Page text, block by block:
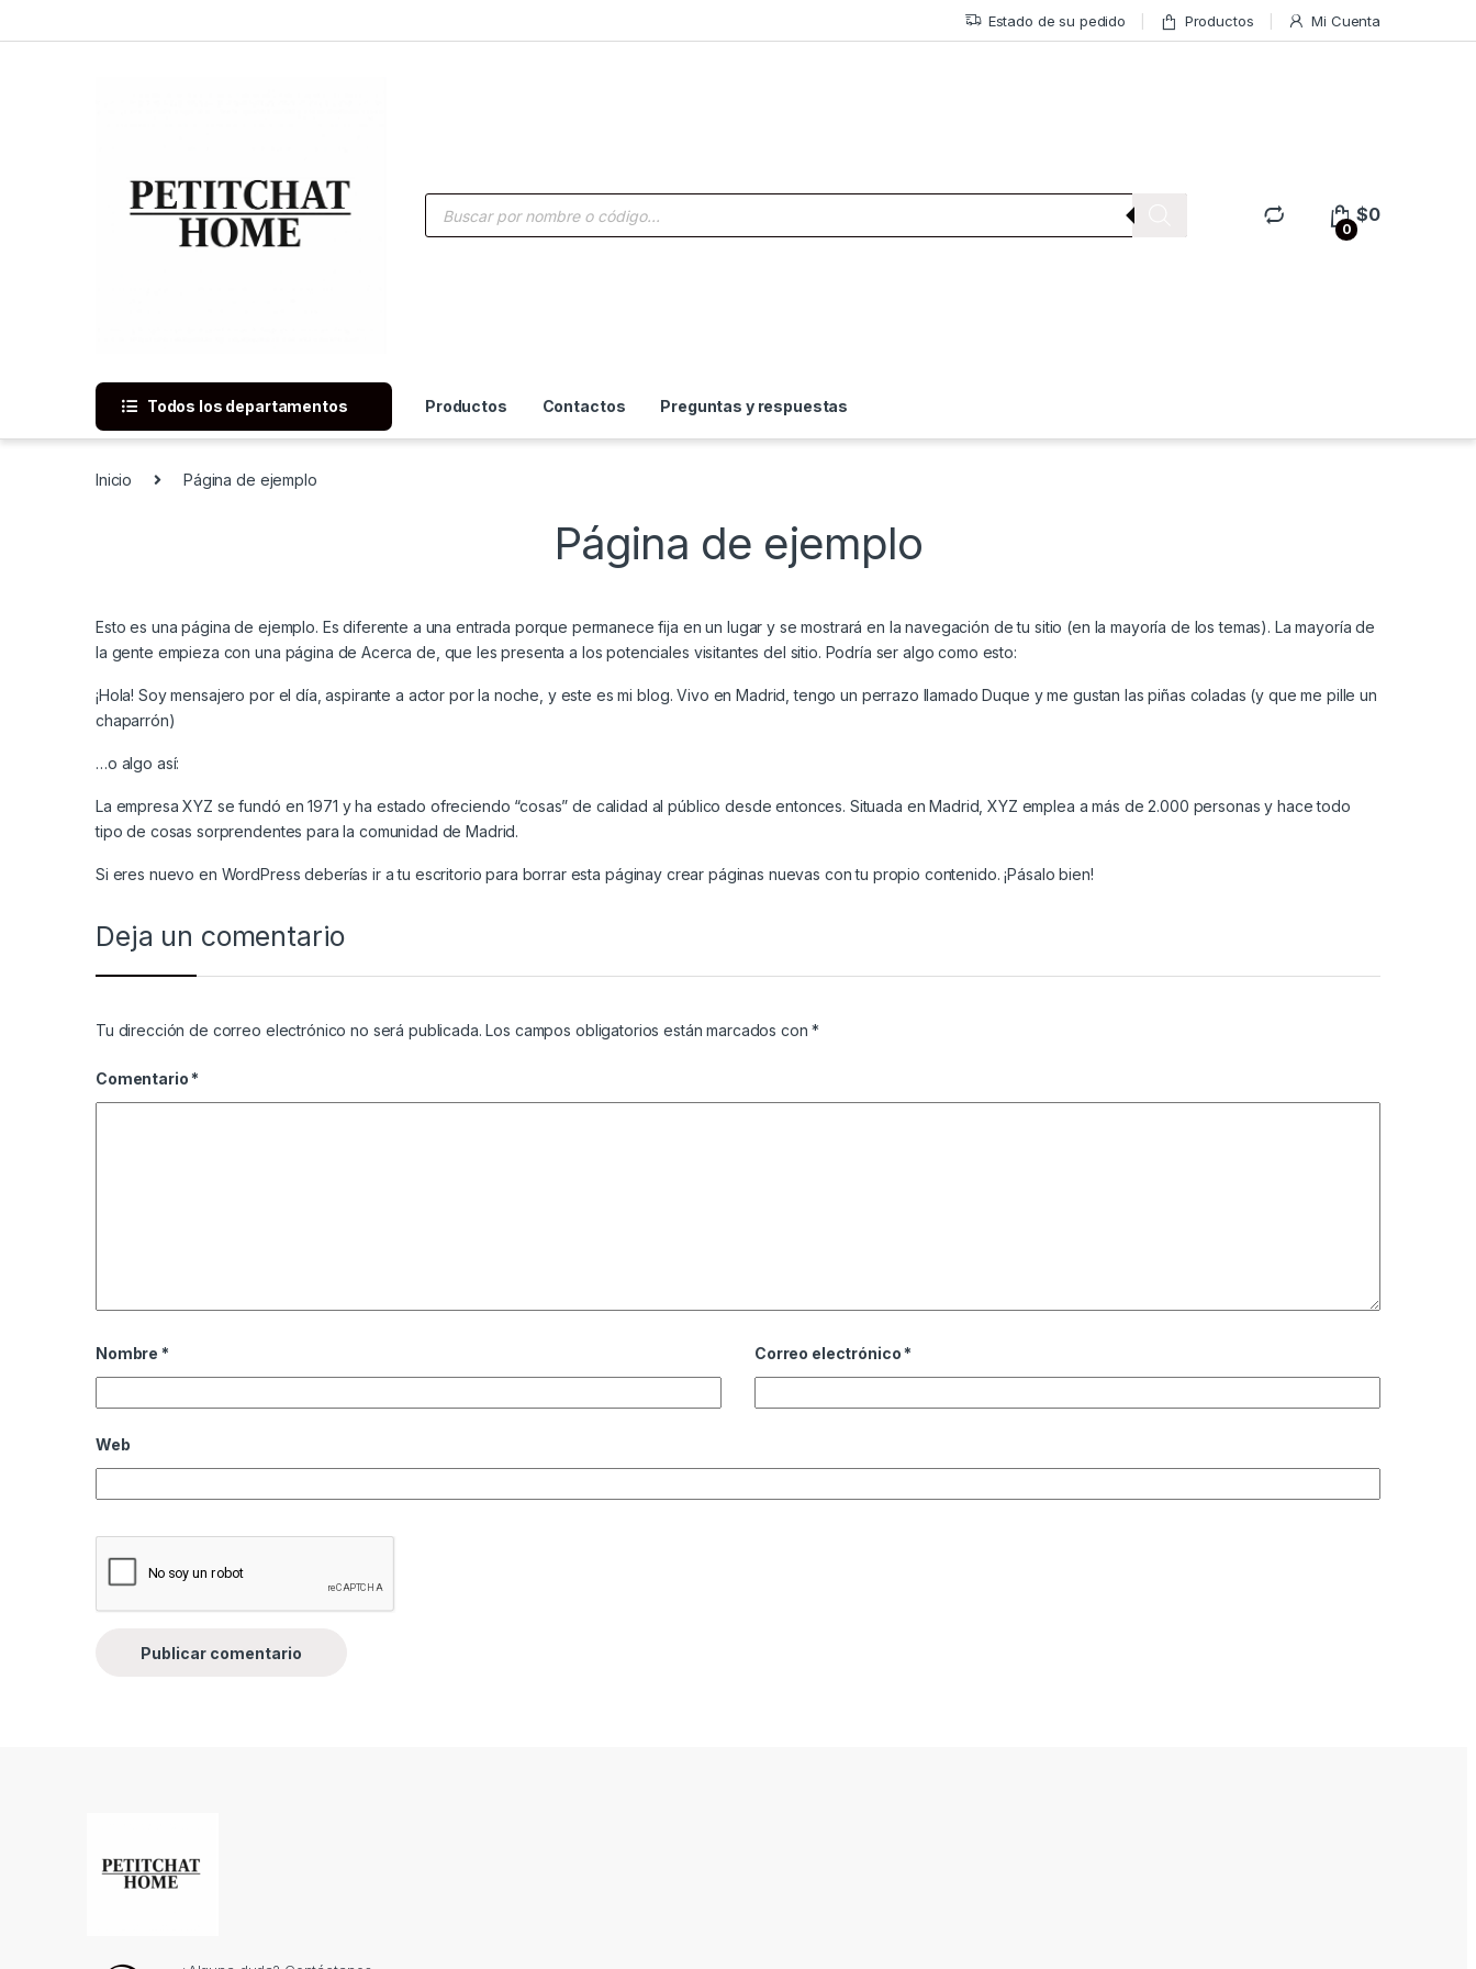
Estado de su pedido Productos Mi Cuenta
Búsqueda de productos
0
$0
Todos los departamentos Productos Contactos Preguntas y respuestas
Inicio Página de ejemplo
Página de ejemplo
Esto es una página de ejemplo. Es diferente a una entrada porque permanece fija en un lugar y se mostrará en la navegación de tu sitio (en la mayoría de los temas). La mayoría de
la gente empieza con una página de Acerca de, que les presenta a los potenciales visitantes del sitio. Podría ser algo como esto:
¡Hola! Soy mensajero por el día, aspirante a actor por la noche, y este es mi blog. Vivo en Madrid, tengo un perrazo llamado Duque y me gustan las piñas coladas (y que me pille un
chaparrón)
…o algo así:
La empresa XYZ se fundó en 1971 y ha estado ofreciendo “cosas” de calidad al público desde entonces. Situada en Madrid, XYZ emplea a más de 2.000 personas y hace todo
tipo de cosas sorprendentes para la comunidad de Madrid.
Si eres nuevo en WordPress deberías ir atu escritorio para borrar esta páginay crear páginas nuevas con tu propio contenido. ¡Pásalo bien!
Deja un comentario
Tu dirección de correo electrónico no será publicada. Los campos obligatorios están marcados con*
Comentario *
Nombre * Correo electrónico *
Web